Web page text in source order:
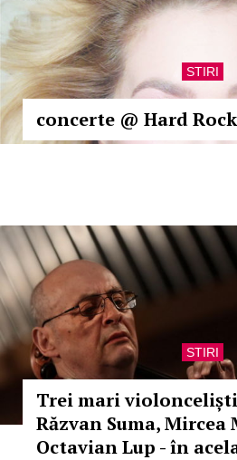
STIRI
concerte @ Hard
STIRI
Trei mari
Răzvan Suma, Mircea
Octavian Lup - în